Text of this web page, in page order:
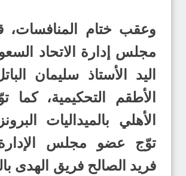
وعقب ختام المنافسات،
مجلس إدارة الاتحاد
اليد الأستاذ سليمان
الأطقم التحكيمية، كما
الأهلي بالميداليات
توّج عضو مجلس الإدارة
فريد الصالح فريق الهدى